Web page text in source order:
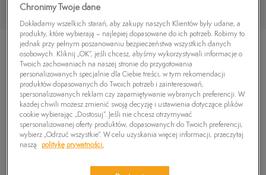
TIMBERLAND EURO SWIFT SANDAL
5.0(4 )
189,99zł
PRODUKT NIEDOSTĘPNY
Chronimy Twoje dane
Dokładamy wszelkich starań, aby zakupy naszych Klientów były udane, a
produkty, które wybierają – najlepiej dopasowane do ich potrzeb. Robimy to
jednak przy pełnym poszanowaniu bezpieczeństwa wszystkich danych
osobowych. Kliknij „OK”, jeśli chcesz, abyśmy wykorzystywali informacje o
Twoich zachowaniach na naszej stronie do przygotowania
personalizowanych specjalnie dla Ciebie treści, w tym rekomendacji
produktów dopasowanych do Twoich potrzeb i zainteresowań,
spersonalizowanych reklam czy zapamiętywanie wybranych preferencji. W
każdej chwili możesz zmienić swoją decyzję i ustawienia dotyczące plików
cookie wybierając „Dostosuj”. Jeśli nie chcesz otrzymywać
spersonalizowanej oferty produktów, dopasowanych do Twoich preferencji,
wybierz „Odrzuć wszystkie”. W celu uzyskania więcej informacji, przeczytaj
naszą
politykę prywatności.